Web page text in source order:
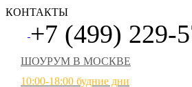
КОНТАКТЫ
+7 (499) 229-
ШОУРУМ В МОСКВЕ
10:00-18:00 будние дни